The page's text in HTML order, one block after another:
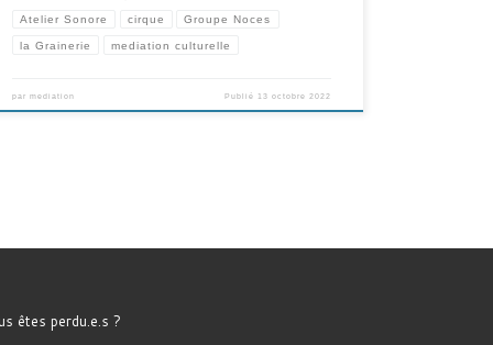
Atelier Sonore cirque Groupe Noces
la Grainerie mediation culturelle
par mediation Publié 13 octobre 2022
êtes perdu.e.s ?